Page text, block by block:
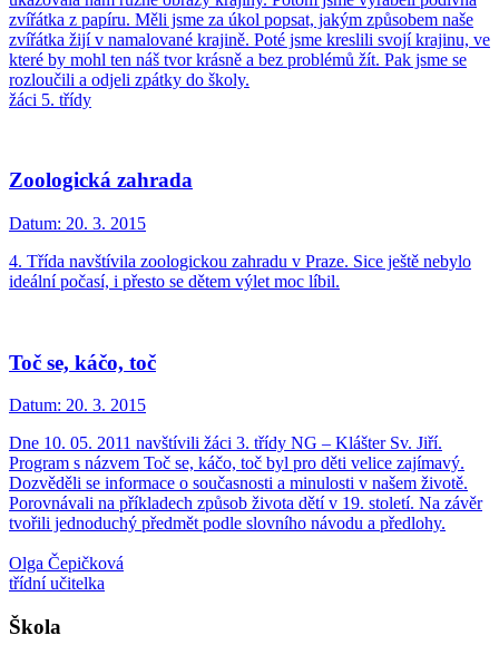
zvířátka z papíru. Měli jsme za úkol popsat, jakým způsobem naše
zvířátka žijí v namalované krajině. Poté jsme kreslili svojí krajinu, ve
které by mohl ten náš tvor krásně a bez problémů žít. Pak jsme se
rozloučili a odjeli zpátky do školy.
žáci 5. třídy
Zoologická zahrada
Datum: 20. 3. 2015
4. Třída navštívila zoologickou zahradu v Praze. Sice ještě nebylo
ideální počasí, i přesto se dětem výlet moc líbil.
Toč se, káčo, toč
Datum: 20. 3. 2015
Dne 10. 05. 2011 navštívili žáci 3. třídy NG – Klášter Sv. Jiří.
Program s názvem Toč se, káčo, toč byl pro děti velice zajímavý.
Dozvěděli se informace o současnosti a minulosti v našem životě.
Porovnávali na příkladech způsob života dětí v 19. století. Na závěr
tvořili jednoduchý předmět podle slovního návodu a předlohy.
Olga Čepičková
třídní učitelka
Škola